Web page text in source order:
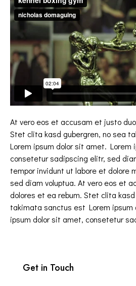
At vero eos et accusam et justo
Stet clita kasd gubergren, no sea
Lorem ipsum dolor sit amet. Lorem
consetetur sadipscing elitr, sed
tempor invidunt ut labore et dolore
sed diam voluptua. At vero eos et
dolores et ea rebum. Stet clita
takimata sanctus est Lorem ipsum
ipsum dolor sit amet, consetetur
Get in Touch